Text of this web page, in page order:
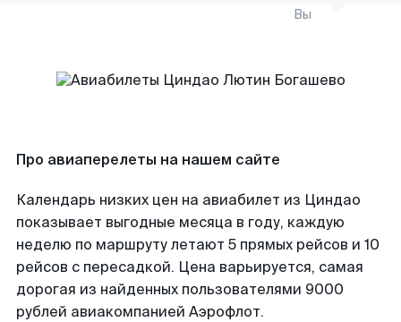
Вы
Про авиаперелеты на нашем сайте
Календарь низких цен на авиабилет из Циндао
показывает выгодные месяца в году, каждую
неделю по маршруту летают 5 прямых рейсов и 10
рейсов с пересадкой. Цена варьируется, самая
дорогая из найденных пользователями 9000
рублей авиакомпанией Аэрофлот.